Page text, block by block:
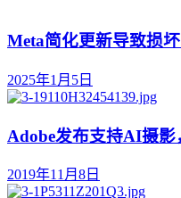
Meta简化更新导致损
2025年1月5日
Adobe发布支持AI摄
2019年11月8日